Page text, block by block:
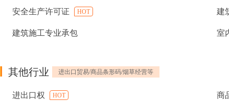
安全生产许可证 HOT 建
建筑施工专业承包 室
其他行业 进出口贸易/商品条形码/烟草经营等
进出口权 HOT 商